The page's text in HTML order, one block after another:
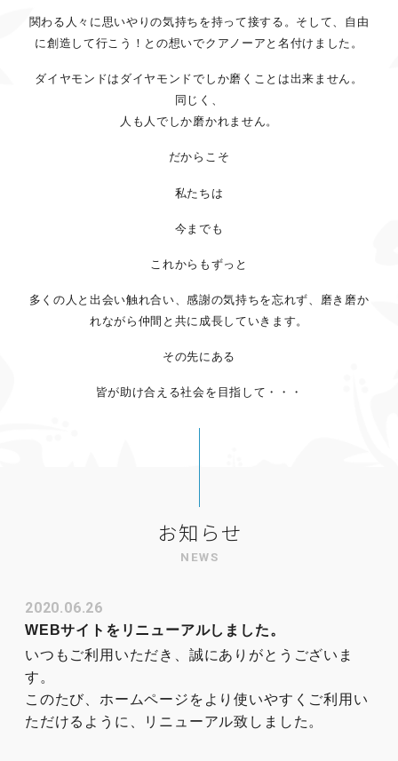
関わる人々に思いやりの気持ちを持って接する。そして、自由
に創造して行こう！との想いでクアノーアと名付けました。
ダイヤモンドはダイヤモンドでしか磨くことは出来ません。
同じく、
人も人でしか磨かれません。
だからこそ
私たちは
今までも
これからもずっと
多くの人と出会い触れ合い、感謝の気持ちを忘れず、磨き磨か
れながら仲間と共に成長していきます。
その先にある
皆が助け合える社会を目指して・・・
お知らせ
NEWS
2020.06.26
WEBサイトをリニューアルしました。
いつもご利用いただき、誠にありがとうございま
す。
このたび、ホームページをより使いやすくご利用い
ただけるように、リニューアル致しました。